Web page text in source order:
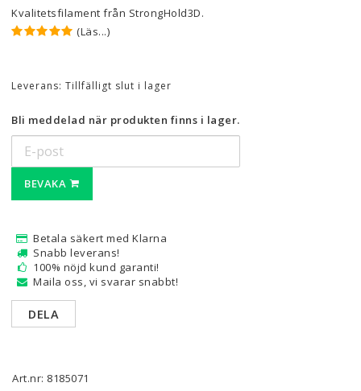
Kvalitetsfilament från StrongHold3D.
(Läs...)
Leverans: Tillfälligt slut i lager
Bli meddelad när produkten finns i lager.
BEVAKA
Betala säkert med Klarna
Snabb leverans!
100% nöjd kund garanti!
Maila oss, vi svarar snabbt!
DELA
Art.nr: 8185071